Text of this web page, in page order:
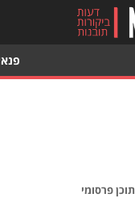
תוכן פרסומי